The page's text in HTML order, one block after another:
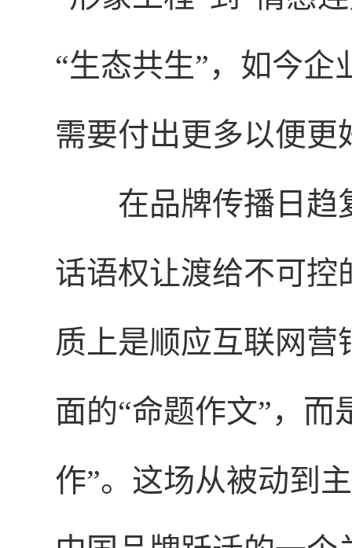
“生态共生”，如今
需要付出更多以便更
在品牌传播日趋
话语权让渡给不可控
质上是顺应互联网
面的“命题作文”，而
作”。这场从被动到